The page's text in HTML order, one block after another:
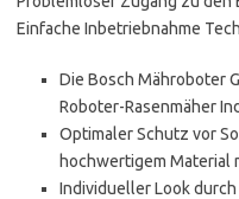
Einfache Inbetriebnahme
Die Bosch Mähroboter
Roboter-Rasenmäher
Optimaler Schutz vor
hochwertigem Material
Individueller Look